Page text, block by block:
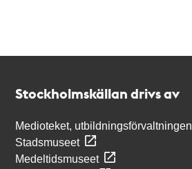
Stockholmskällan drivs av
Medioteket, utbildningsförvaltningen
Stadsmuseet
Medeltidsmuseet